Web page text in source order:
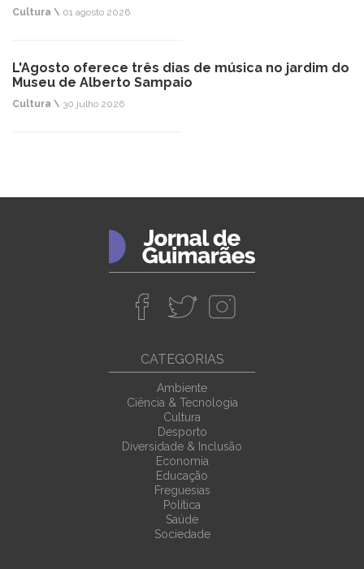
Cultura \ 01 agosto 2026
L'Agosto oferece três dias de música no jardim do
Museu de Alberto Sampaio
Cultura \ 30 julho 2026
CATEGORIAS
Ambiente
Ciência & Tecnologia
Cultura
Desporto
Diversidade & Inclusão
Economia
Educação
Freguesias
Política
Saúde
Sociedade